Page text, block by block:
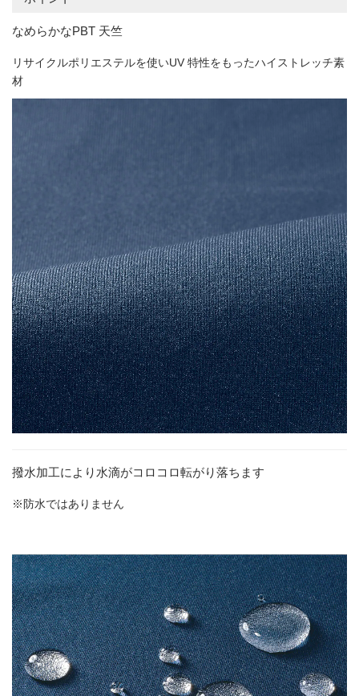
なめらかなPBT 天竺
リサイクルポリエステルを使いUV 特性をもったハイストレッチ素
材
撥水加工により水滴がコロコロ転がり落ちます
※防水ではありません